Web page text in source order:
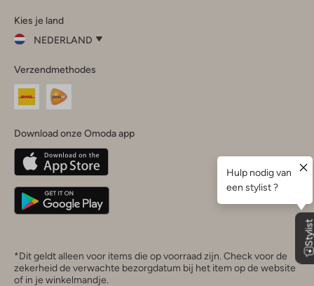
InstagramFacebook
Kies je land
NEDERLAND
je
land
Nederland
Belgique(Français)
Deutschland
Verzendmethodes
Download onze Omoda app
*Dit geldt alleen voor items die op voorraad zijn. Check voor de
zekerheid de verwachte bezorgdatum bij het item op de website
of in je winkelmandje.